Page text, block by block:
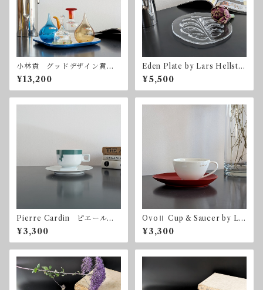
小林貢 グッドデザイン賞
Noritake ノリタケ クラフ
トコレクション ヴィンテー
ジ 昭和レトロ
¥13,200
Eden Plate by Lars Hellste
n for Orrefors 直径23.5c
m オレフォス スウェーデ
ン
¥5,500
Pierre Cardin ピエール・
カルダン ノリタケ カップ
＆ソーサー
¥3,300
OvoⅡ Cup & Saucer by Lui
gi Colani for Adam & Eve
たち吉
¥3,300